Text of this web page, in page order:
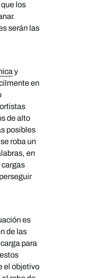
los
serán las
y
en
de alto
posibles
roba un
en
cargas
es
de las
para
el objetivo